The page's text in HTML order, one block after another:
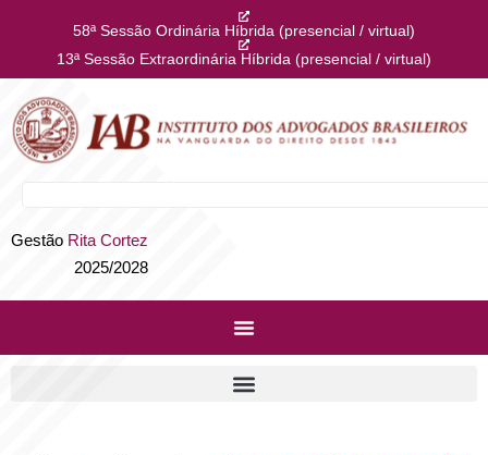
58ª Sessão Ordinária Híbrida (presencial / virtual)
13ª Sessão Extraordinária Híbrida (presencial / virtual)
Gestão Rita Cortez
2025/2028